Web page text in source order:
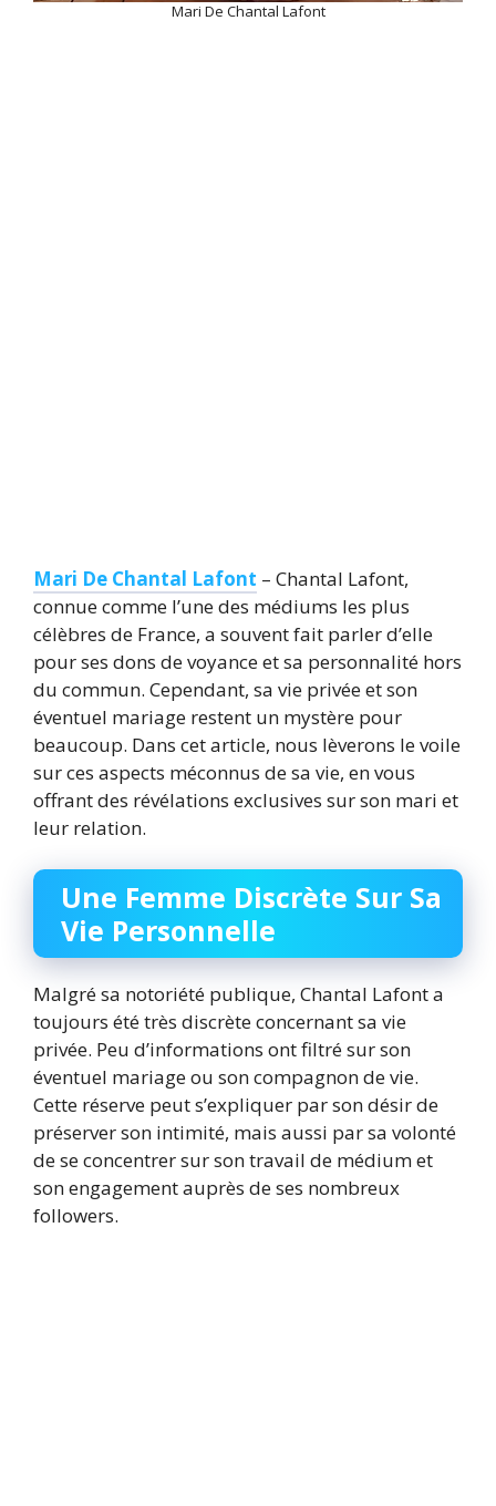
Mari De Chantal Lafont
Mari De Chantal Lafont – Chantal Lafont,
connue comme l’une des médiums les plus
célèbres de France, a souvent fait parler d’elle
pour ses dons de voyance et sa personnalité hors
du commun. Cependant, sa vie privée et son
éventuel mariage restent un mystère pour
beaucoup. Dans cet article, nous lèverons le voile
sur ces aspects méconnus de sa vie, en vous
offrant des révélations exclusives sur son mari et
leur relation.
Une Femme Discrète Sur Sa
Vie Personnelle
Malgré sa notoriété publique, Chantal Lafont a
toujours été très discrète concernant sa vie
privée. Peu d’informations ont filtré sur son
éventuel mariage ou son compagnon de vie.
Cette réserve peut s’expliquer par son désir de
préserver son intimité, mais aussi par sa volonté
de se concentrer sur son travail de médium et
son engagement auprès de ses nombreux
followers.